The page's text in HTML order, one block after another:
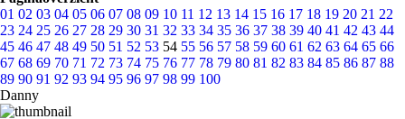
01 02 03 04 05 06 07 08 09 10 11 12 13 14 15 16 17 18 19 20 21 22
23 24 25 26 27 28 29 30 31 32 33 34 35 36 37 38 39 40 41 42 43 44
45 46 47 48 49 50 51 52 53 54 55 56 57 58 59 60 61 62 63 64 65 66
67 68 69 70 71 72 73 74 75 76 77 78 79 80 81 82 83 84 85 86 87 88
89 90 91 92 93 94 95 96 97 98 99 100
Danny